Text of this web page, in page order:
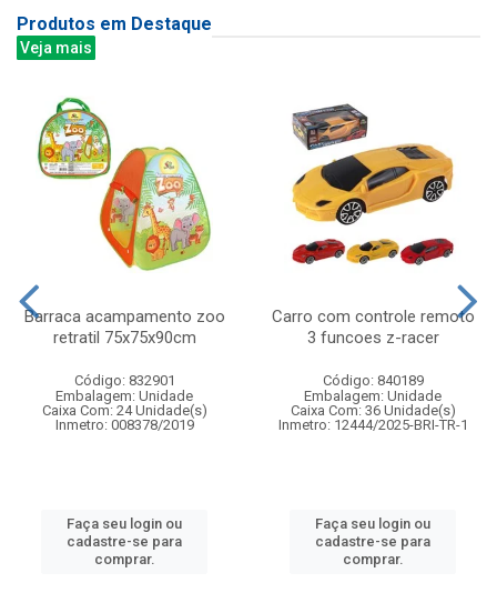
Produtos em Destaque
Veja mais
Barraca acampamento zoo
retratil 75x75x90cm
Código: 832901
Embalagem: Unidade
Caixa Com: 24 Unidade(s)
Inmetro: 008378/2019
Faça seu login ou
cadastre-se para
comprar.
Carro com controle remoto
3 funcoes z-racer
Código: 840189
Embalagem: Unidade
Caixa Com: 36 Unidade(s)
Inmetro: 12444/2025-BRI-TR-1
Faça seu login ou
cadastre-se para
comprar.